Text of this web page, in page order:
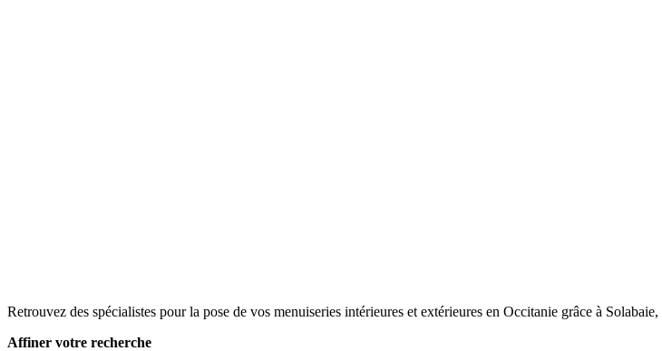
Retrouvez des spécialistes pour la pose de vos menuiseries intérieures et extérieures en Occitanie grâce à
Affiner votre recherche